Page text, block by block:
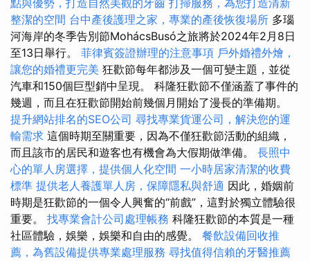
點與優勢，打造自然美觀的牙齒 打掃服務，為您打造清新
整潔的空間 台中產後護理之家，專業的產後恢復場所 多瑙
河海岸的冬季告別節​​MohácsBusó之旅將於2024年2月8日
至13日舉行。 菲律賓簽證辦理的注意事項 戶外婚禮外燴，
讓您的婚禮更完美 狂歡節每年都涉及一個可變主題，並從
汽車和150個巨型銷中呈現。 科隆狂歡節不僅涵蓋了事件的
幾週，而且在狂歡節開始前幾個月開始了漫長的準備期。
提升網站排名的SEO公司 尋找專業貨運公司，解決您的運
輸需求 這個時期至關重要，因為不僅狂歡節活動的組織，
而且該市的居民和遊客也有機會為大假期做準備。 長照中
心的單人房選擇，提供個人化空間 一小時居家清潔的收費
標準 提供老人養護單人房，保障隱私與舒適 因此，婚姻前
時期是狂歡節的一個令人興奮的“前戲”，這對於獨立體驗很
重要。 找專業會計公司處理帳務 科隆狂歡節的本質是一種
社區體驗，娛樂，娛樂和自由的感覺。 餐飲設備回收推
薦，為舊設備提供專業處理服務 尋找值得信賴的牙醫推薦